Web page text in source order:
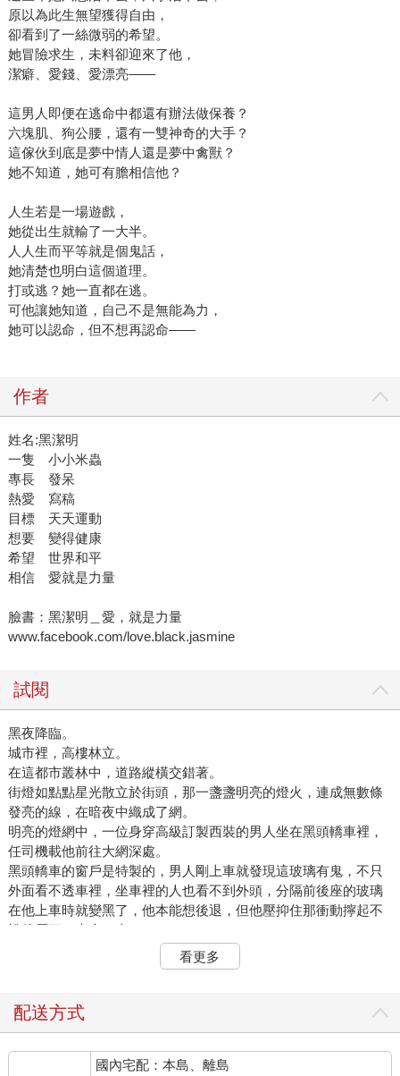
原以為此生無望獲得自由，
卻看到了一絲微弱的希望。
她冒險求生，未料卻迎來了他，
潔癖、愛錢、愛漂亮——
這男人即便在逃命中都還有辦法做保養？
六塊肌、狗公腰，還有一雙神奇的大手？
這傢伙到底是夢中情人還是夢中禽獸？
她不知道，她可有膽相信他？
人生若是一場遊戲，
她從出生就輸了一大半。
人人生而平等就是個鬼話，
她清楚也明白這個道理。
打或逃？她一直都在逃。
可他讓她知道，自己不是無能為力，
她可以認命，但不想再認命——
作者
姓名:黑潔明
一隻 小小米蟲
專長 發呆
熱愛 寫稿
目標 天天運動
想要 變得健康
希望 世界和平
相信 愛就是力量
臉書：黑潔明＿愛，就是力量
www.facebook.com/love.black.jasmine
試閱
黑夜降臨。
城市裡，高樓林立。
在這都市叢林中，道路縱橫交錯著。
街燈如點點星光散立於街頭，那一盞盞明亮的燈火，連成無數條
發亮的線，在暗夜中織成了網。
明亮的燈網中，一位身穿高級訂製西裝的男人坐在黑頭轎車裡，
任司機載他前往大網深處。
黑頭轎車的窗戶是特製的，男人剛上車就發現這玻璃有鬼，不只
外面看不透車裡，坐車裡的人也看不到外頭，分隔前後座的玻璃
在他上車時就變黑了，他本能想後退，但他壓抑住那衝動擰起不
悅的眉頭，坐上了車。
寬敞的後座除他之外空無一人，可他知這裡安裝了隱藏式鏡頭監
腿上交疊，十分乾脆的垂眼閉目養神，甚至沒費事掏出手機來，
變色車窗是為了保密，不教車外的人看見車裡坐了什麼樣的人，
也不讓車內的人知道走了哪條路，經過了哪裡，又要前往何方。
看更多
配送方式
國內宅配：本島、離島